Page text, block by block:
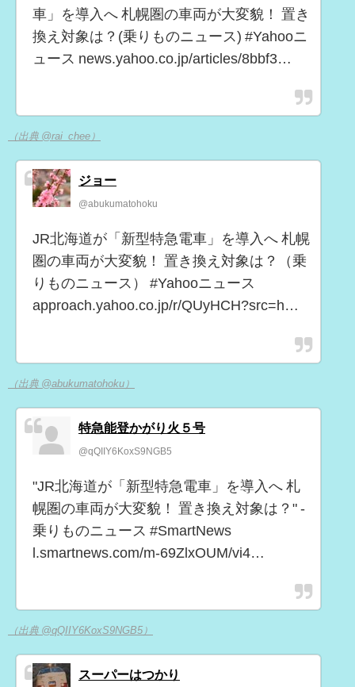
車」を導入へ 札幌圏の車両が大変貌！ 置き
換え対象は？(乗りものニュース) #Yahooニ
ュース news.yahoo.co.jp/articles/8bbf3…
（出典 @rai_chee）
ジョー
@abukumatohoku
JR北海道が「新型特急電車」を導入へ 札幌
圏の車両が大変貌！ 置き換え対象は？（乗
りものニュース） #Yahooニュース
approach.yahoo.co.jp/r/QUyHCH?src=h…
（出典 @abukumatohoku）
特急能登かがり火５号
@qQIIY6KoxS9NGB5
"JR北海道が「新型特急電車」を導入へ 札
幌圏の車両が大変貌！ 置き換え対象は？" -
乗りものニュース #SmartNews
l.smartnews.com/m-69ZlxOUM/vi4…
（出典 @qQIIY6KoxS9NGB5）
スーパーはつかり